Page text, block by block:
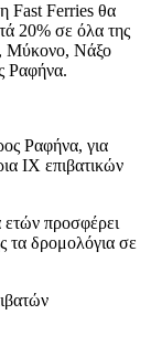
Fast Ferries θα
20% σε όλα της
Μύκονο, Νάξο
Ραφήνα.
Ραφήνα, για
ΙΧ επιβατικών
ετών προσφέρει
τα δρομολόγια σε